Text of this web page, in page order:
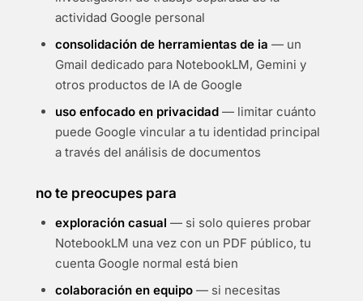
actividad Google personal
consolidación de herramientas de ia — un
Gmail dedicado para NotebookLM, Gemini y
otros productos de IA de Google
uso enfocado en privacidad — limitar cuánto
puede Google vincular a tu identidad principal
a través del análisis de documentos
no te preocupes para
exploración casual — si solo quieres probar
NotebookLM una vez con un PDF público, tu
cuenta Google normal está bien
colaboración en equipo — si necesitas